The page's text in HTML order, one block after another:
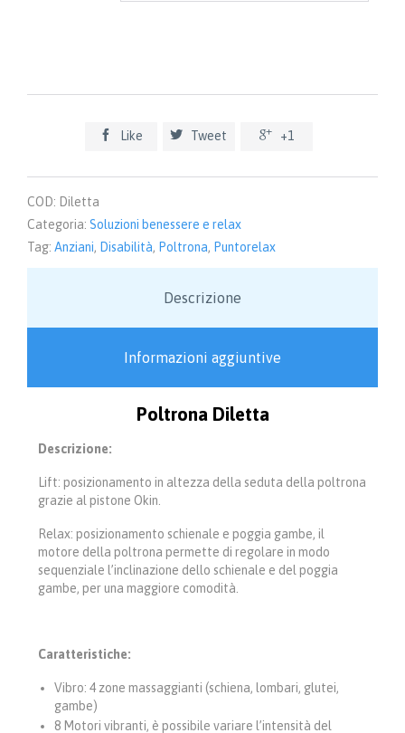
 Like  Tweet  +1
COD: Diletta
Categoria: Soluzioni benessere e relax
Tag: Anziani, Disabilità, Poltrona, Puntorelax
Descrizione
Informazioni aggiuntive
Poltrona Diletta
Descrizione:
Lift: posizionamento in altezza della seduta della poltrona
grazie al pistone Okin.
Relax: posizionamento schienale e poggia gambe, il
motore della poltrona permette di regolare in modo
sequenziale l’inclinazione dello schienale e del poggia
gambe, per una maggiore comodità.
Caratteristiche:
Vibro: 4 zone massaggianti (schiena, lombari, glutei,
gambe)
8 Motori vibranti, è possibile variare l’intensità del